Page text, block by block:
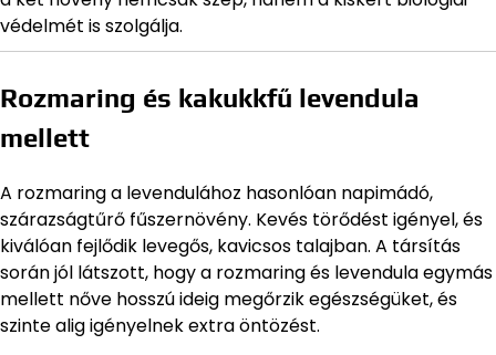
védelmét is szolgálja.
Rozmaring és kakukkfű levendula
mellett
A rozmaring a levendulához hasonlóan napimádó,
szárazságtűrő fűszernövény. Kevés törődést igényel, és
kiválóan fejlődik levegős, kavicsos talajban. A társítás
során jól látszott, hogy a rozmaring és levendula egymás
mellett nőve hosszú ideig megőrzik egészségüket, és
szinte alig igényelnek extra öntözést.